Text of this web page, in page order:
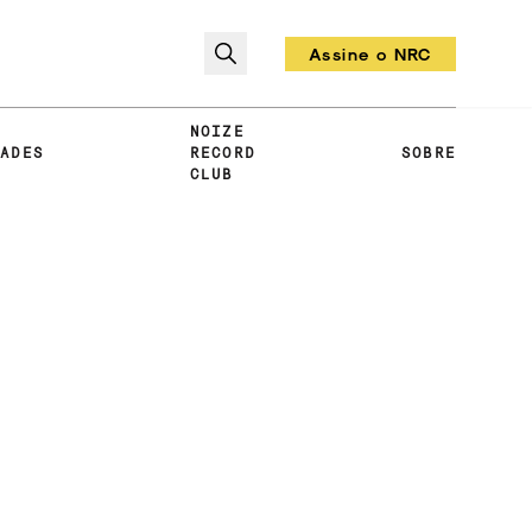
Assine o NRC
NOIZE
RECORD
CLUB
SOBRE